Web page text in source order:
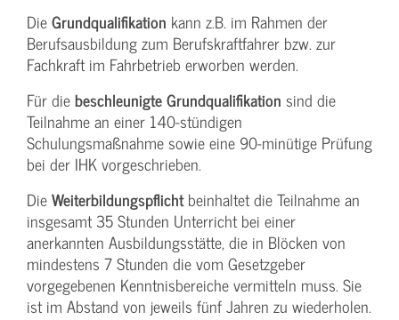
DieGrundqualifikation kann z.B. im Rahmen der
Berufsausbildung zum Berufskraftfahrer bzw. zur
Fachkraft im Fahrbetrieb erworben werden.
Für diebeschleunigte Grundqualifikation sind die
Teilnahme an einer 140-stündigen
Schulungsmaßnahme sowie eine 90-minütige Prüfung
bei der IHK vorgeschrieben.
DieWeiterbildungspflichtbeinhaltet die Teilnahme an
insgesamt 35 Stunden Unterricht bei einer
anerkannten Ausbildungsstätte, die in Blöcken von
mindestens 7 Stunden die vom Gesetzgeber
vorgegebenen Kenntnisbereiche vermitteln muss. Sie
ist im Abstand von jeweils fünf Jahren zu wiederholen.